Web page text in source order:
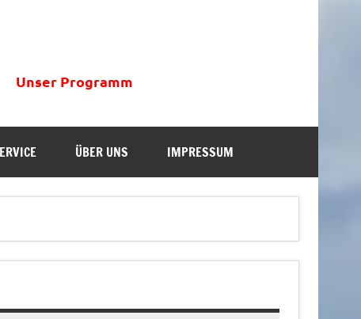
Unser Programm
ÜBER UNS IMPRESSUM